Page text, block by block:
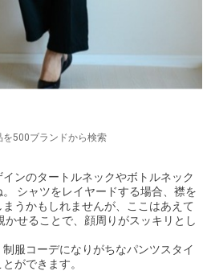
を500ブランドから検索
ンのタートルネックやボトルネック
シャツをレイヤードする場合、襟を
うかもしれませんが、ここはあえて
かせることで、顔周りがスッキリとし
服コーデになりがちなパンツスタイ
ができます。